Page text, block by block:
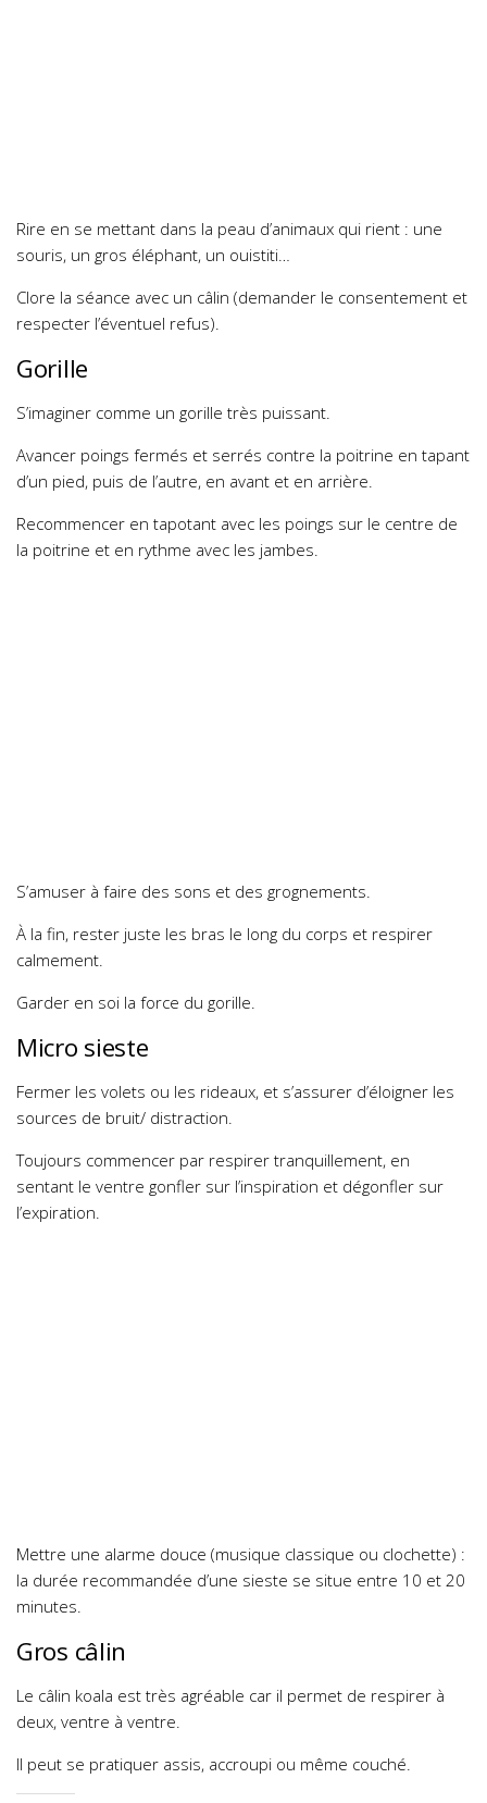
Rire en se mettant dans la peau d’animaux qui rient : une
souris, un gros éléphant, un ouistiti…
Clore la séance avec un câlin (demander le consentement et
respecter l’éventuel refus).
Gorille
S’imaginer comme un gorille très puissant.
Avancer poings fermés et serrés contre la poitrine en tapant
d’un pied, puis de l’autre, en avant et en arrière.
Recommencer en tapotant avec les poings sur le centre de
la poitrine et en rythme avec les jambes.
S’amuser à faire des sons et des grognements.
À la fin, rester juste les bras le long du corps et respirer
calmement.
Garder en soi la force du gorille.
Micro sieste
Fermer les volets ou les rideaux, et s’assurer d’éloigner les
sources de bruit/ distraction.
Toujours commencer par respirer tranquillement, en
sentant le ventre gonfler sur l’inspiration et dégonfler sur
l’expiration.
Mettre une alarme douce (musique classique ou clochette) :
la durée recommandée d’une sieste se situe entre 10 et 20
minutes.
Gros câlin
Le câlin koala est très agréable car il permet de respirer à
deux, ventre à ventre.
Il peut se pratiquer assis, accroupi ou même couché.